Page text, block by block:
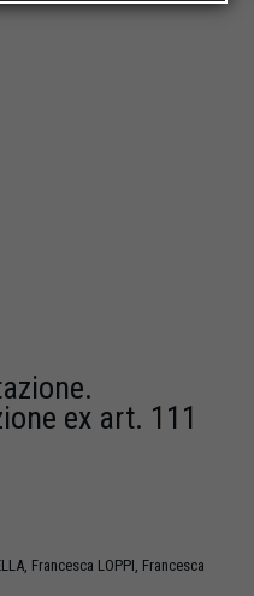
ex art. 111
Francesca LOPPI, Francesca